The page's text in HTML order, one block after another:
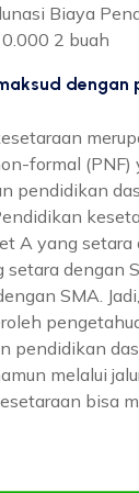
Biaya
2 buah
dengan
formal (PNF)
pendidikan
A yang setara
setara dengan
SMA.
pendidikan
melalui
bisa